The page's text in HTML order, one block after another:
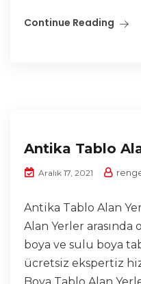
Continue Reading
Antika Tablo
Aralık 17, 2021
Antika Tablo Alan
Alan Yerler arasında
boya ve sulu boya
ücretsiz ekspertiz
Boya Tablo Alan